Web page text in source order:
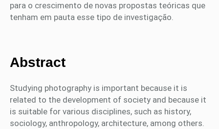
para o crescimento de novas propostas teóricas que
tenham em pauta esse tipo de investigação.
Abstract
Studying photography is important because it is
related to the development of society and because it
is suitable for various disciplines, such as history,
sociology, anthropology, architecture, among others.